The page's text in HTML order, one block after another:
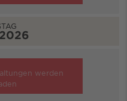
werden